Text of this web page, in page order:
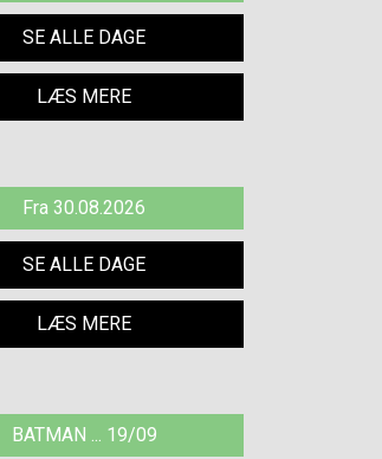
SE ALLE DAGE
LÆS MERE
Fra 30.08.2026
SE ALLE DAGE
LÆS MERE
BATMAN ... 19/09